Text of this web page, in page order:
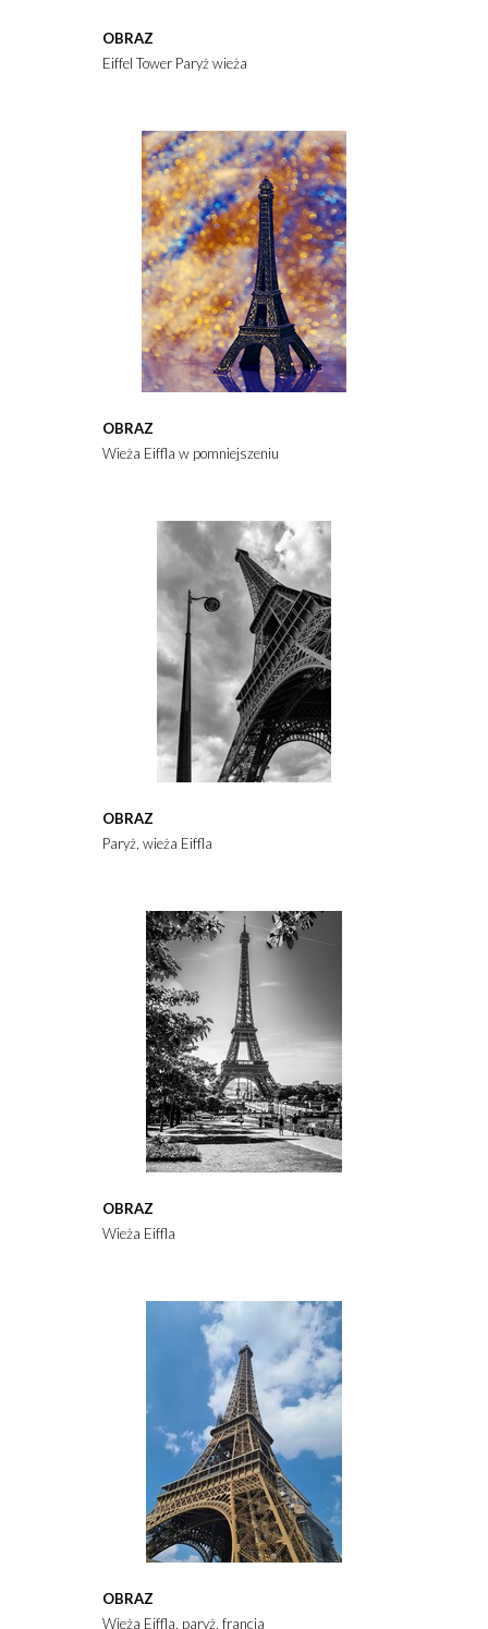
OBRAZ
Eiffel Tower Paryż wieża
OBRAZ
Wieża Eiffla w pomniejszeniu
OBRAZ
Paryż, wieża Eiffla
OBRAZ
Wieża Eiffla
OBRAZ
Wieża Eiffla, paryż, francja